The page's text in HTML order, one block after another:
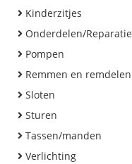
Kinderzitjes
Onderdelen/Reparatie
Pompen
Remmen en remdelen
Sloten
Sturen
Tassen/manden
Verlichting